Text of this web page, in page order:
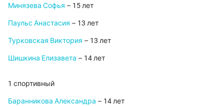
Минязева Софья – 15 лет
Паульс Анастасия – 13 лет
Турковская Виктория – 13 лет
Шишкина Елизавета – 14 лет
1 спортивный
Баранникова Александра – 14 лет